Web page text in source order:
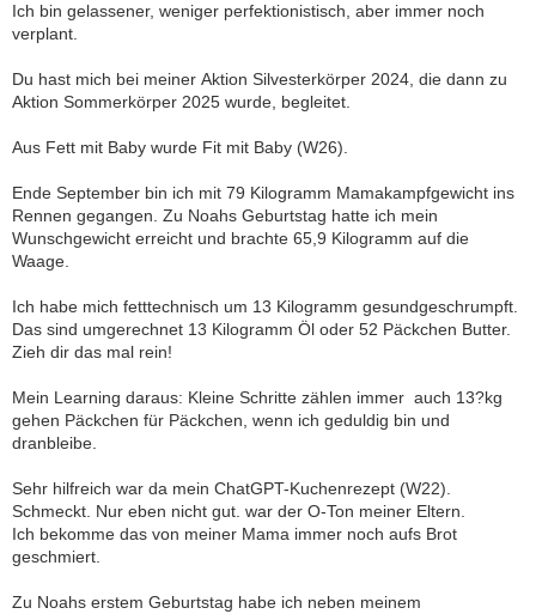
Ich bin gelassener, weniger perfektionistisch, aber immer noch
verplant.
Du hast mich bei meiner Aktion Silvesterkörper 2024, die dann zu
Aktion Sommerkörper 2025 wurde, begleitet.
Aus Fett mit Baby wurde Fit mit Baby (W26).
Ende September bin ich mit 79 Kilogramm Mamakampfgewicht ins
Rennen gegangen. Zu Noahs Geburtstag hatte ich mein
Wunschgewicht erreicht und brachte 65,9 Kilogramm auf die
Waage.
Ich habe mich fetttechnisch um 13 Kilogramm gesundgeschrumpft.
Das sind umgerechnet 13 Kilogramm Öl oder 52 Päckchen Butter.
Zieh dir das mal rein!
Mein Learning daraus: Kleine Schritte zählen immer  auch 13?kg
gehen Päckchen für Päckchen, wenn ich geduldig bin und
dranbleibe.
Sehr hilfreich war da mein ChatGPT-Kuchenrezept (W22).
Schmeckt. Nur eben nicht gut. war der O-Ton meiner Eltern.
Ich bekomme das von meiner Mama immer noch aufs Brot
geschmiert.
Zu Noahs erstem Geburtstag habe ich neben meinem